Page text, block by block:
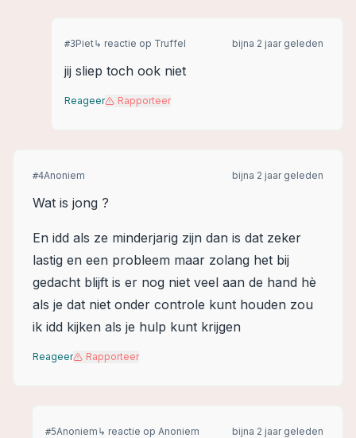
#3Piet↳ reactie op Truffel bijna 2 jaar geleden
jij sliep toch ook niet
Reageer Rapporteer
#4Anoniem bijna 2 jaar geleden
Wat is jong ?
En idd als ze minderjarig zijn dan is dat zeker
lastig en een probleem maar zolang het bij
gedacht blijft is er nog niet veel aan de hand hè
als je dat niet onder controle kunt houden zou
ik idd kijken als je hulp kunt krijgen
Reageer Rapporteer
#5Anoniem ↳ reactie op Anoniem bijna 2 jaar geleden